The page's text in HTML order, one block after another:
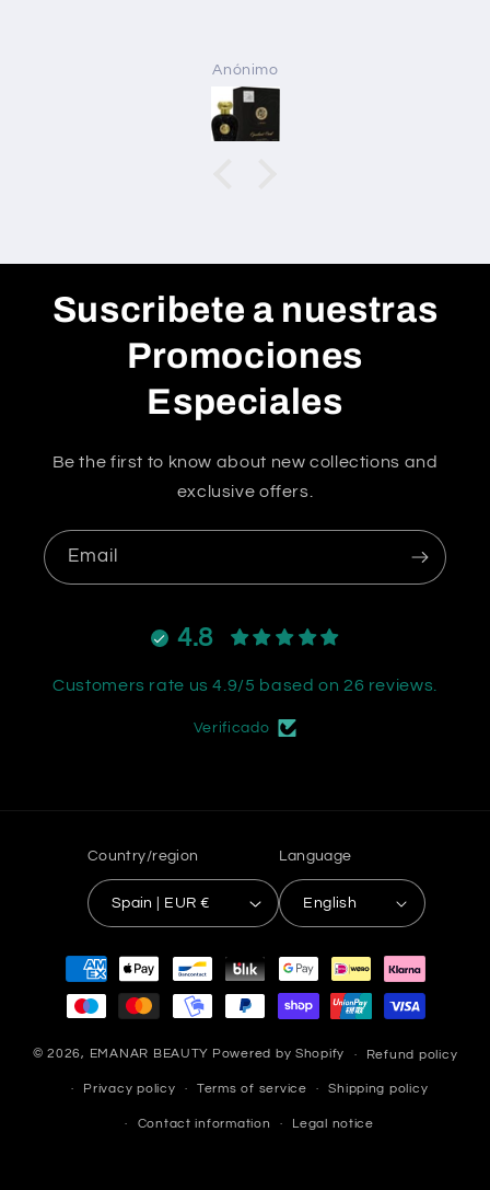
Anónimo
Suscribete a nuestras
Promociones
Especiales
Be the first to know about new collections and
exclusive offers.
Email
4.8
Customers rate us 4.9/5 based on 26 reviews.
Verificado
Country/region
Spain | EUR €
Language
English
Payment
methods
© 2026, EMANAR BEAUTY Powered by Shopify Refund policy
Privacy policy Terms of service Shipping policy
Contact information Legal notice